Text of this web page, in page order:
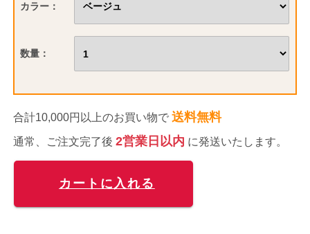
カラー：
数量：
合計10,000円以上のお買い物で 送料無料
通常、ご注文完了後 2営業日以内 に発送いたします。
カートに入れる